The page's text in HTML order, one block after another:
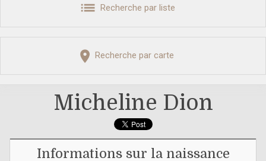
Recherche par liste
Recherche par carte
Micheline Dion
Informations sur la naissance